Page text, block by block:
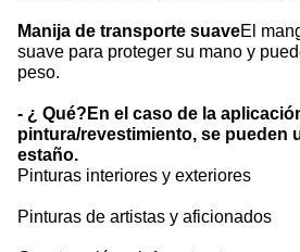
Manija de transporte suaveEl
suave para proteger su mano y
peso.
- ¿ Qué?En el caso de la
pintura/revestimiento, se pueden
estaño.
Pinturas interiores y exteriores
Pinturas de artistas y aficionados